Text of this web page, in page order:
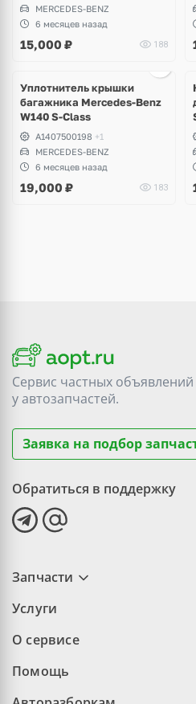
MERCEDES-BENZ
6 месяцев назад
15,000 ₽ 188
Уплотнитель крышки
багажника Mercedes-Benz
W140 S-Class
A1407500198 +1
MERCEDES-BENZ
6 месяцев назад
19,000 ₽ 183
Сервис частных
уавтозапчастей.
Заявка на подбор
Обратиться в поддержку
Запчасти
Услуги
О сервисе
Помощь